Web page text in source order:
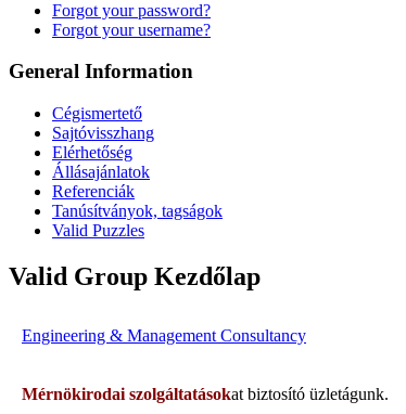
Forgot your password?
Forgot your username?
General Information
Cégismertető
Sajtóvisszhang
Elérhetőség
Állásajánlatok
Referenciák
Tanúsítványok, tagságok
Valid Puzzles
Valid Group Kezdőlap
Engineering & Management Consultancy
Mérnökirodai szolgáltatásokat biztosító üzletágunk.